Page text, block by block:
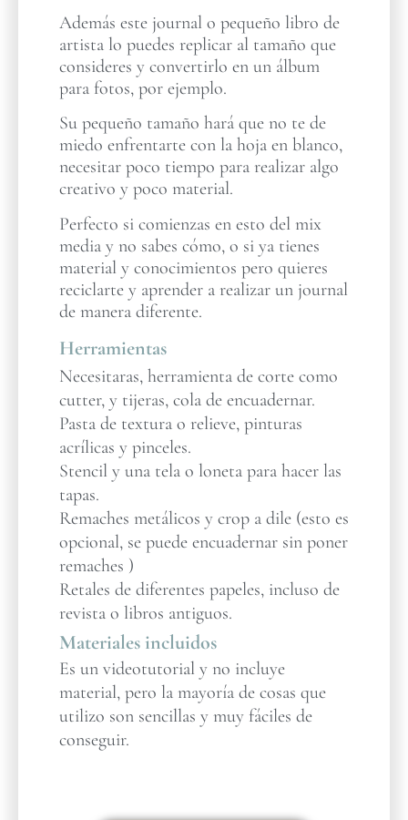
Además este journal o pequeño libro de
artista lo puedes replicar al tamaño que
consideres y convertirlo en un álbum
para fotos, por ejemplo.
Su pequeño tamaño hará que no te de
miedo enfrentarte con la hoja en blanco,
necesitar poco tiempo para realizar algo
creativo y poco material.
Perfecto si comienzas en esto del mix
media y no sabes cómo, o si ya tienes
material y conocimientos pero quieres
reciclarte y aprender a realizar un journal
de manera diferente.
Herramientas
Necesitaras, herramienta de corte como
cutter, y tijeras, cola de encuadernar.
Pasta de textura o relieve, pinturas
acrílicas y pinceles.
Stencil y una tela o loneta para hacer las
tapas.
Remaches metálicos y crop a dile (esto es
opcional, se puede encuadernar sin poner
remaches )
Retales de diferentes papeles, incluso de
revista o libros antiguos.
Materiales incluidos
Es un videotutorial y no incluye
material, pero la mayoría de cosas que
utilizo son sencillas y muy fáciles de
conseguir.